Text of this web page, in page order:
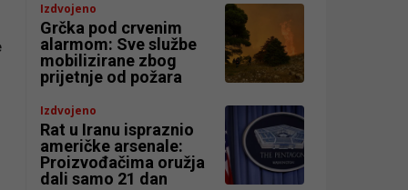
Izdvojeno
Grčka pod crvenim
alarmom: Sve službe
mobilizirane zbog
prijetnje od požara
Izdvojeno
Rat u Iranu ispraznio
američke arsenale:
Proizvođačima oružja
dali samo 21 dan